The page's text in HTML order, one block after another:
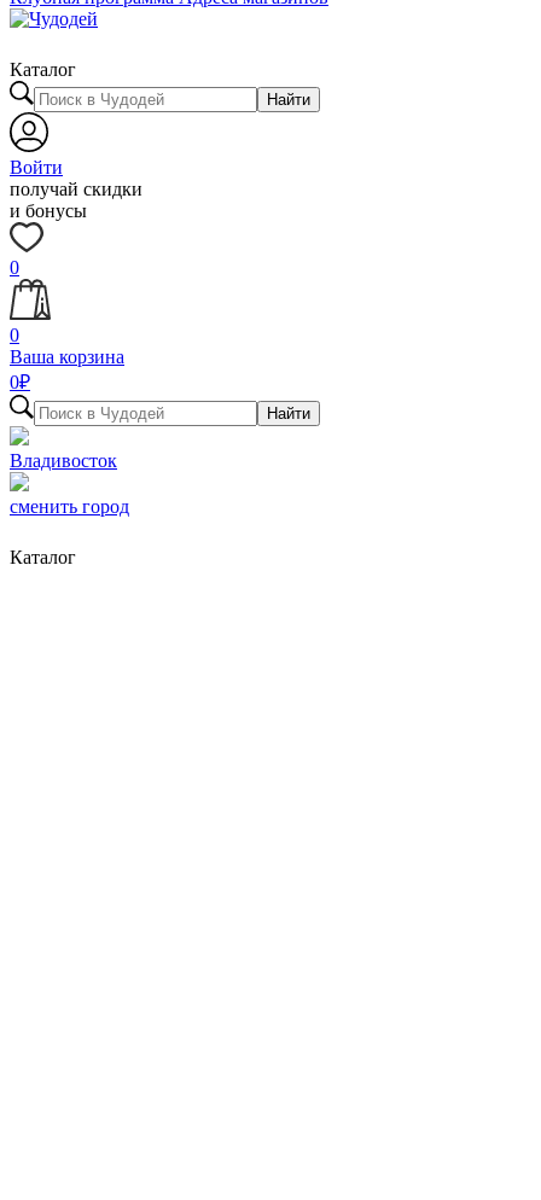
Каталог
Найти
Войти
получай скидки
и бонусы
0
0
Ваша корзина
0₽
Найти
Владивосток
сменить город
Каталог